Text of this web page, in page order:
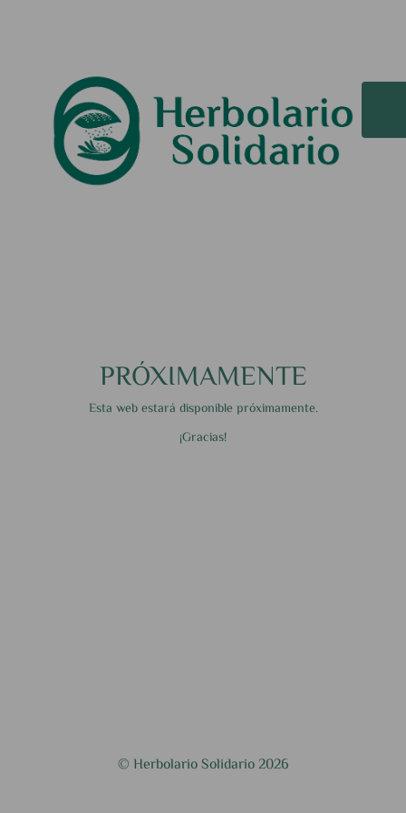
PRÓXIMAMENTE
Esta web estará disponible próximamente.
¡Gracias!
© Herbolario Solidario 2026